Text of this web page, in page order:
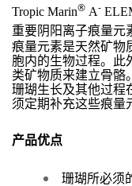
Tropic Marin® A-
重要阴阳离子痕量元
痕量元素是天然矿物
胞内的生物过程。此
类矿物质来建立骨骼
珊瑚生长及其他过程
须定期补充这些痕量
产品优点
珊瑚所必须